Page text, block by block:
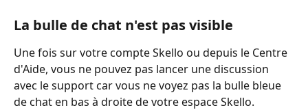
La bulle de chat n'est pas visible
Une fois sur votre compte Skello ou depuis le Centre
d'Aide, vous ne pouvez pas lancer une discussion
avec le support car vous ne voyez pas la bulle bleue
de chat en bas à droite de votre espace Skello.